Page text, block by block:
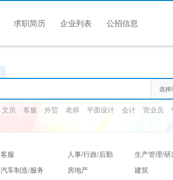
求职简历 企业列表 公招信息
选择
文员 客服 外贸 老师 平面设计 会计 营业员
客服 人事/行政/后勤 生产管理/研
汽车制造/服务 房地产 建筑